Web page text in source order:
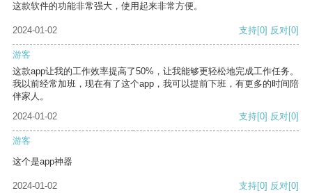
这款软件的功能非常强大，使用起来非常方便。
2024-01-02 支持[0] 反对[0]
游客
这款app让我的工作效率提高了50%，让我能够更轻松地完成工作任务。
我以前经常加班，现在有了这个app，我可以提前下班，有更多的时间陪
伴家人。
2024-01-02
支持[0] 反对[0]
游客
这个是app神器
2024-01-02 支持[0] 反对[0]